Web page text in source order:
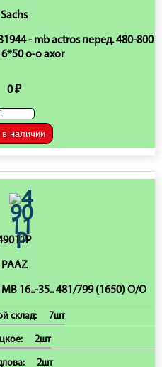
Sachs
- mb actros перед. 480-800
o-o axor
0 ₽
в наличии
PAAZ
16..-35.. 481/799 (1650) O/O
склад: 7шт
2шт
2шт